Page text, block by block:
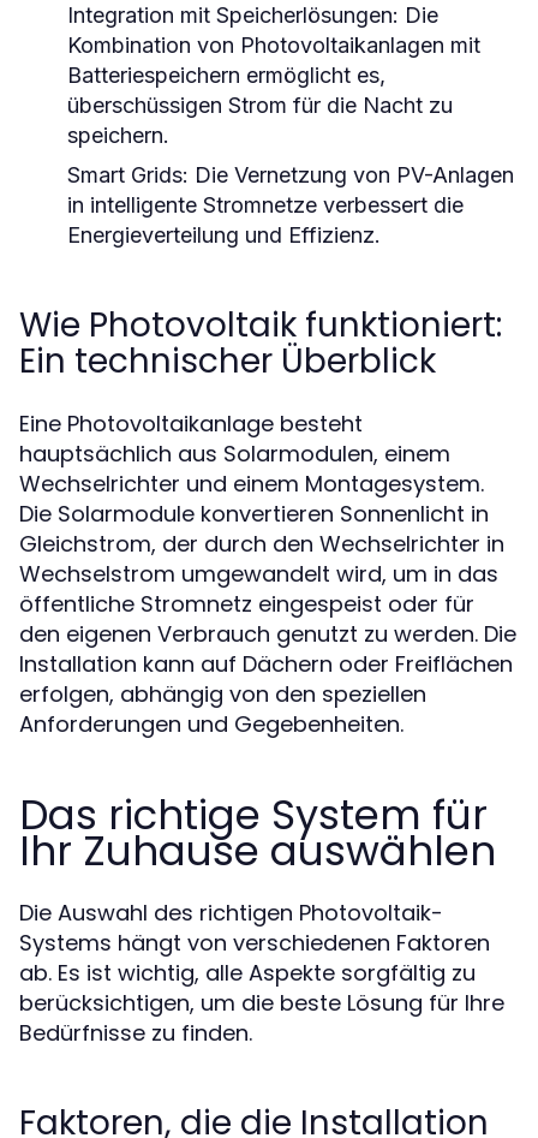
Integration mit Speicherlösungen: Die
Kombination von Photovoltaikanlagen mit
Batteriespeichern ermöglicht es,
überschüssigen Strom für die Nacht zu
speichern.
Smart Grids: Die Vernetzung von PV-Anlagen
in intelligente Stromnetze verbessert die
Energieverteilung und Effizienz.
Wie Photovoltaik funktioniert:
Ein technischer Überblick
Eine Photovoltaikanlage besteht
hauptsächlich aus Solarmodulen, einem
Wechselrichter und einem Montagesystem.
Die Solarmodule konvertieren Sonnenlicht in
Gleichstrom, der durch den Wechselrichter in
Wechselstrom umgewandelt wird, um in das
öffentliche Stromnetz eingespeist oder für
den eigenen Verbrauch genutzt zu werden. Die
Installation kann auf Dächern oder Freiflächen
erfolgen, abhängig von den speziellen
Anforderungen und Gegebenheiten.
Das richtige System für
Ihr Zuhause auswählen
Die Auswahl des richtigen Photovoltaik-
Systems hängt von verschiedenen Faktoren
ab. Es ist wichtig, alle Aspekte sorgfältig zu
berücksichtigen, um die beste Lösung für Ihre
Bedürfnisse zu finden.
Faktoren, die die Installation